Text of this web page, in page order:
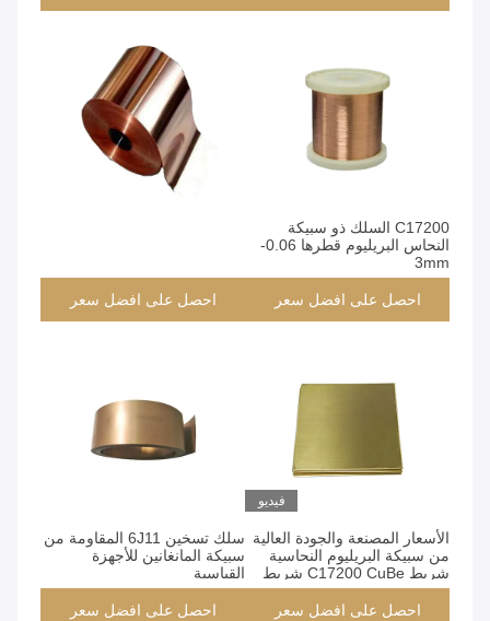
C17200 السلك ذو سبيكة
النحاس البريليوم قطرها 0.06-
3mm
احصل على افضل سعر احصل على افضل سعر
فيديو
الأسعار المصنعة والجودة العالية
من سبيكة البريليوم النحاسية
شريط C17200 CuBe شريط
احصل على افضل سعر
سلك تسخين 6J11 المقاومة من
سبيكة المانغانين للأجهزة
القياسية
احصل على افضل سعر